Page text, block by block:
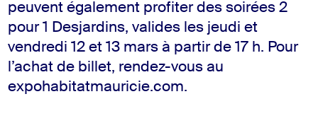
peuvent également profiter des soirées 2
pour 1 Desjardins, valides les jeudi et
vendredi 12 et 13 mars à partir de 17 h. Pour
l’achat de billet, rendez-vous au
expohabitatmauricie.com.